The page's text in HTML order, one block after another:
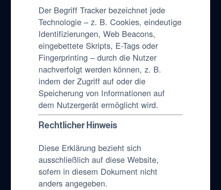
Der Begriff Tracker bezeichnet jede
Technologie – z. B. Cookies, eindeutige
Identifizierungen, Web Beacons,
eingebettete Skripts, E-Tags oder
Fingerprinting – durch die Nutzer
nachverfolgt werden können, z. B.
indem der Zugriff auf oder die
Speicherung von Informationen auf
dem Nutzergerät ermöglicht wird.
Rechtlicher Hinweis
Diese Erklärung bezieht sich
ausschließlich auf diese Website,
sofern in diesem Dokument nicht
anders angegeben.